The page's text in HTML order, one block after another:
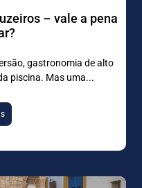
– vale a pena
gastronomia de alto
piscina. Mas uma